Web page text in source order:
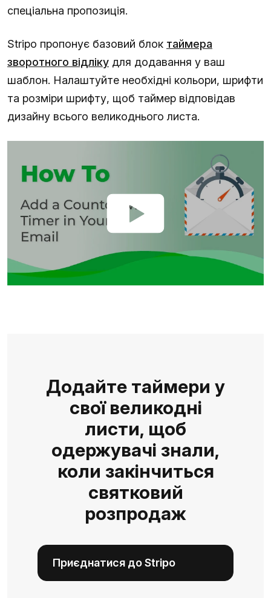
спеціальна пропозиція.
Stripo пропонує базовий блок таймера
зворотного відліку для додавання у ваш
шаблон. Налаштуйте необхідні кольори, шрифти
та розміри шрифту, щоб таймер відповідав
дизайну всього великоднього листа.
Додайте таймери у
свої великодні
листи, щоб
одержувачі знали,
коли закінчиться
святковий
розпродаж
Приєднатися до Stripo